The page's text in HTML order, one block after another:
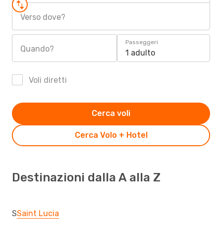
Verso dove?
Quando?
Passeggeri
1 adulto
Voli diretti
Cerca Volo + Hotel
Cerca voli
Destinazioni dalla A alla Z
SSaint Lucia